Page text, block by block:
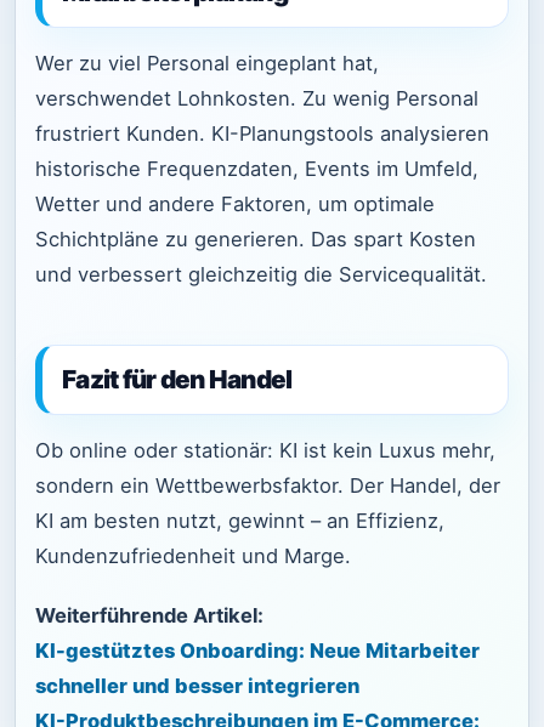
Wer zu viel Personal eingeplant hat,
verschwendet Lohnkosten. Zu wenig Personal
frustriert Kunden. KI-Planungstools analysieren
historische Frequenzdaten, Events im Umfeld,
Wetter und andere Faktoren, um optimale
Schichtpläne zu generieren. Das spart Kosten
und verbessert gleichzeitig die Servicequalität.
Fazit für den Handel
Ob online oder stationär: KI ist kein Luxus mehr,
sondern ein Wettbewerbsfaktor. Der Handel, der
KI am besten nutzt, gewinnt – an Effizienz,
Kundenzufriedenheit und Marge.
Weiterführende Artikel:
KI-gestütztes Onboarding: Neue Mitarbeiter
schneller und besser integrieren
KI-Produktbeschreibungen im E-Commerce: